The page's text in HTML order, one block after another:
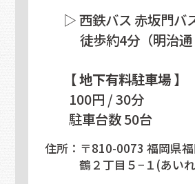
▷ 西鉄バス 赤坂門バ
徒歩約4分（明治通
【 地下有料駐車場 】
100円 / 30分
駐車台数 50台
住所：〒810-0073 福岡県
鶴２丁目５−１(あい